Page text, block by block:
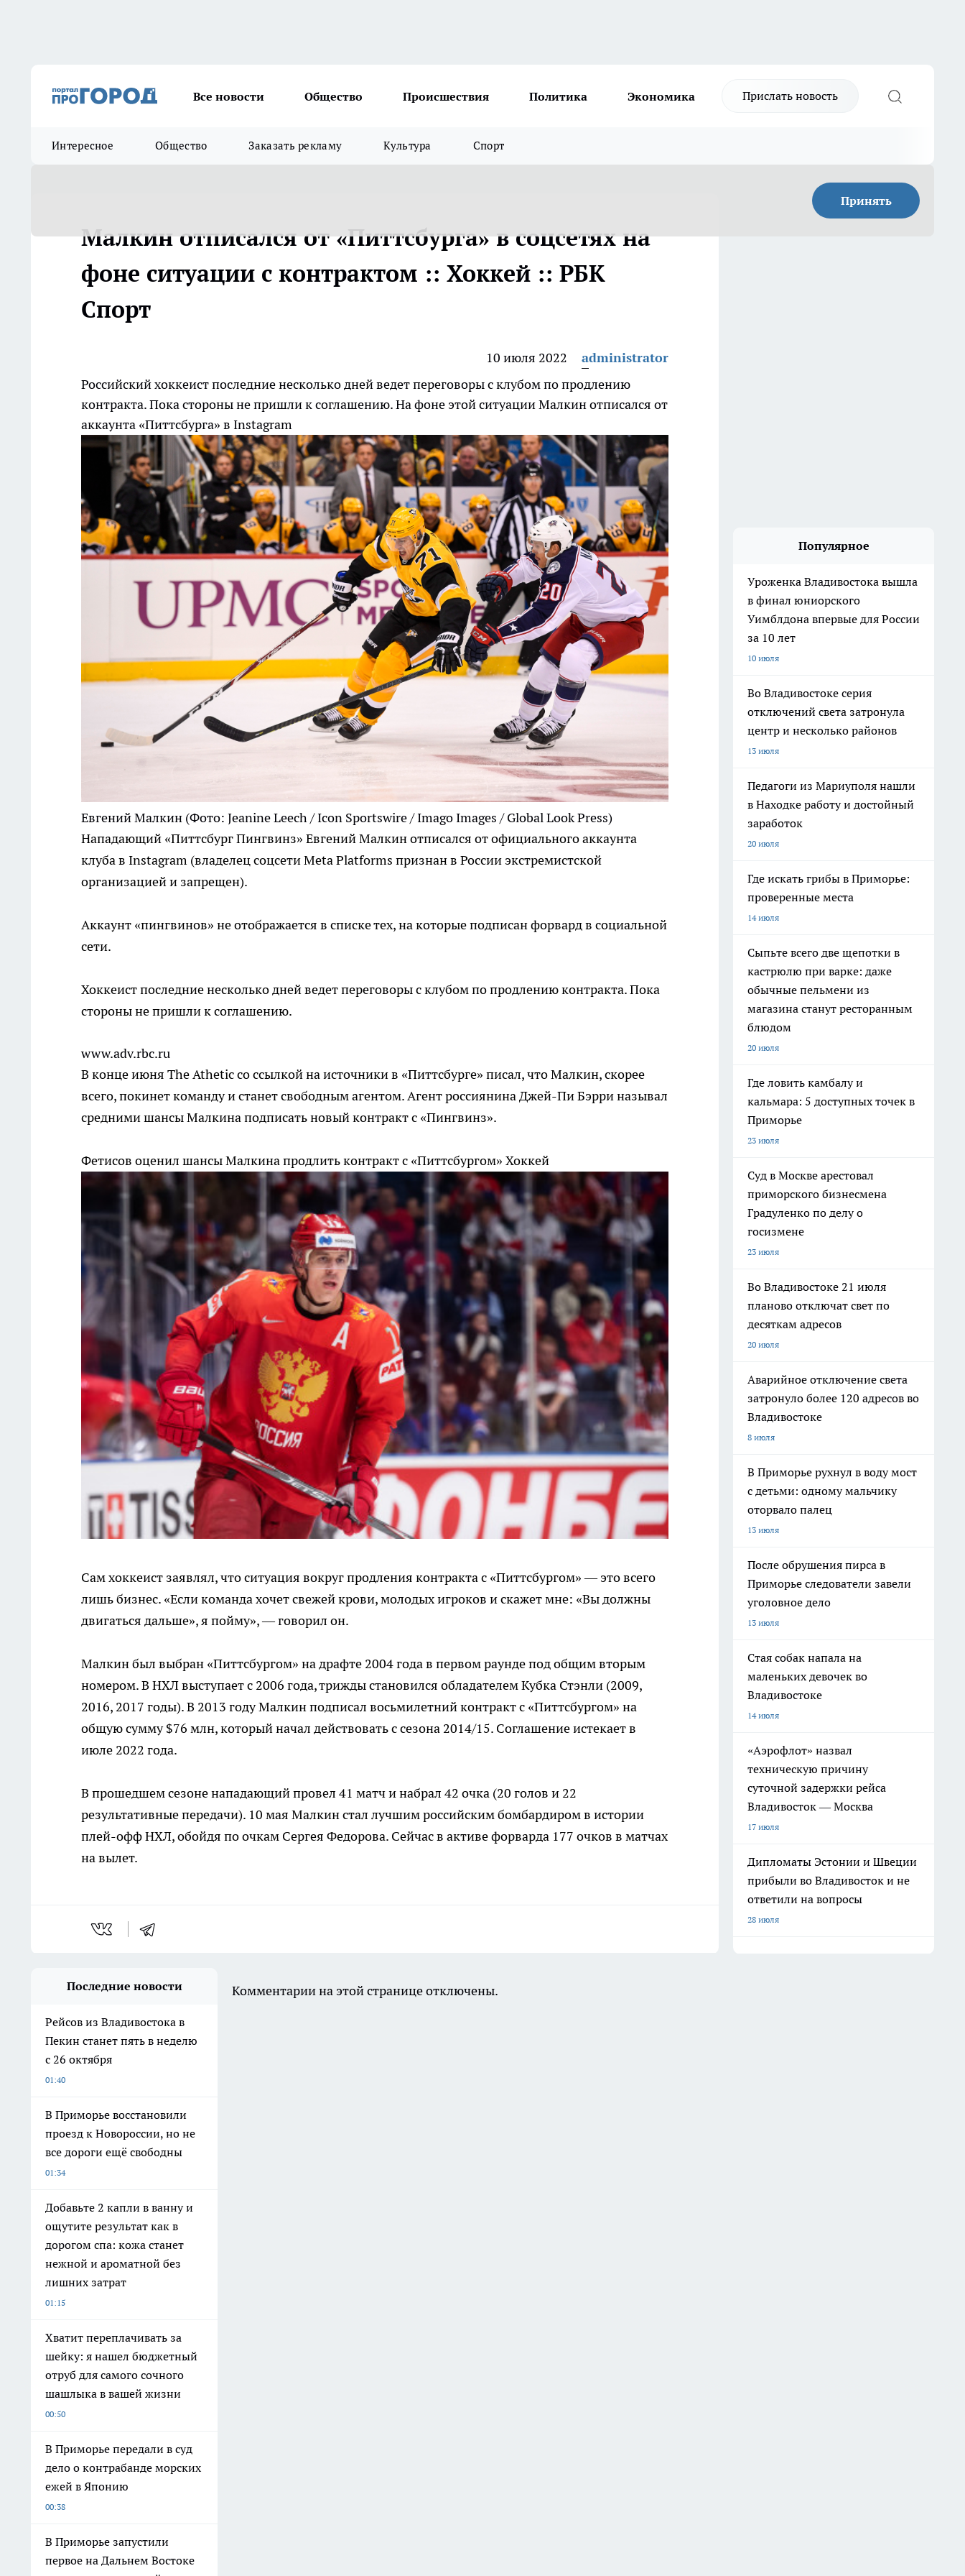
Все новости Общество Происшествия Политика Экономика Прислать новость
Интересное Общество Заказать рекламу Культура Спорт
Принять
Малкин отписался от «Питтсбурга» в соцсетях на
фоне ситуации с контрактом :: Хоккей :: РБК
Спорт
10 июля 2022
administrator
Российский хоккеист последние несколько дней ведет переговоры с клубом по продлению
контракта. Пока стороны не пришли к соглашению. На фоне этой ситуации Малкин отписался от
аккаунта «Питтсбурга» в Instagram
Евгений Малкин (Фото: Jeanine Leech / Icon Sportswire / Imago Images / Global Look Press)
Нападающий «Питтсбург Пингвинз» Евгений Малкин отписался от официального аккаунта
клуба в Instagram (владелец соцсети Meta Platforms признан в России экстремистской
организацией и запрещен).
Аккаунт «пингвинов» не отображается в списке тех, на которые подписан форвард в социальной
сети.
Хоккеист последние несколько дней ведет переговоры с клубом по продлению контракта. Пока
стороны не пришли к соглашению.
www.adv.rbc.ru
В конце июня The Athetic со ссылкой на источники в «Питтсбурге» писал, что Малкин, скорее
всего, покинет команду и станет свободным агентом. Агент россиянина Джей-Пи Бэрри называл
средними шансы Малкина подписать новый контракт с «Пингвинз».
Фетисов оценил шансы Малкина продлить контракт с «Питтсбургом» Хоккей
Сам хоккеист заявлял, что ситуация вокруг продления контракта с «Питтсбургом» — это всего
лишь бизнес. «Если команда хочет свежей крови, молодых игроков и скажет мне: «Вы должны
двигаться дальше», я пойму», — говорил он.
Малкин был выбран «Питтсбургом» на драфте 2004 года в первом раунде под общим вторым
номером. В НХЛ выступает с 2006 года, трижды становился обладателем Кубка Стэнли (2009,
2016, 2017 годы). В 2013 году Малкин подписал восьмилетний контракт с «Питтсбургом» на
общую сумму $76 млн, который начал действовать с сезона 2014/15. Соглашение истекает в
июле 2022 года.
В прошедшем сезоне нападающий провел 41 матч и набрал 42 очка (20 голов и 22
результативные передачи). 10 мая Малкин стал лучшим российским бомбардиром в истории
плей-офф НХЛ, обойдя по очкам Сергея Федорова. Сейчас в активе форварда 177 очков в матчах
на вылет.
Популярное
Уроженка Владивостока вышла
в финал юниорского
Уимблдона впервые для России
за 10 лет
10 июля
Во Владивостоке серия
отключений света затронула
центр и несколько районов
13 июля
Педагоги из Мариуполя нашли
в Находке работу и достойный
заработок
20 июля
Где искать грибы в Приморье:
проверенные места
14 июля
Сыпьте всего две щепотки в
кастрюлю при варке: даже
обычные пельмени из
магазина станут ресторанным
блюдом
20 июля
Где ловить камбалу и
кальмара: 5 доступных точек в
Приморье
23 июля
Суд в Москве арестовал
приморского бизнесмена
Градуленко по делу о
госизмене
23 июля
Во Владивостоке 21 июля
планово отключат свет по
десяткам адресов
20 июля
Аварийное отключение света
затронуло более 120 адресов во
Владивостоке
8 июля
В Приморье рухнул в воду мост
с детьми: одному мальчику
оторвало палец
13 июля
После обрушения пирса в
Приморье следователи завели
уголовное дело
13 июля
Стая собак напала на
маленьких девочек во
Владивостоке
14 июля
«Аэрофлот» назвал
техническую причину
суточной задержки рейса
Владивосток — Москва
17 июля
Дипломаты Эстонии и Швеции
прибыли во Владивосток и не
ответили на вопросы
28 июля
Последние новости
Рейсов из Владивостока в
Пекин станет пять в неделю
с 26 октября
01:40
В Приморье восстановили
проезд к Новороссии, но не
все дороги ещё свободны
01:34
Добавьте 2 капли в ванну и
ощутите результат как в
дорогом спа: кожа станет
нежной и ароматной без
лишних затрат
01:15
Хватит переплачивать за
шейку: я нашел бюджетный
отруб для самого сочного
шашлыка в вашей жизни
00:50
В Приморье передали в суд
дело о контрабанде морских
ежей в Японию
00:38
В Приморье запустили
первое на Дальнем Востоке
Комментарии на этой странице отключены.